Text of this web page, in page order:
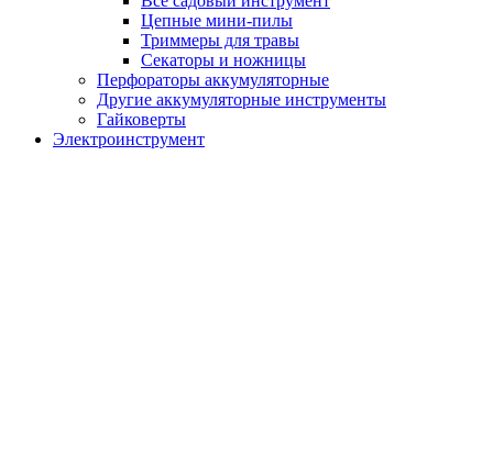
Цепные мини-пилы
Триммеры для травы
Секаторы и ножницы
Перфораторы аккумуляторные
Другие аккумуляторные инструменты
Гайковерты
Электроинструмент